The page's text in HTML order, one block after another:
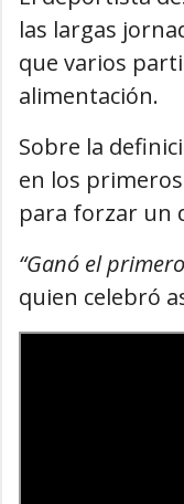
las largas
que varios
alimentación.
Sobre la
en los
para forzar un
“Ganó el
quien celebró